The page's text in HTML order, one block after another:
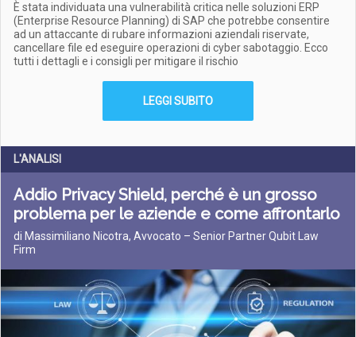
È stata individuata una vulnerabilità critica nelle soluzioni ERP
(Enterprise Resource Planning) di SAP che potrebbe consentire
ad un attaccante di rubare informazioni aziendali riservate,
cancellare file ed eseguire operazioni di cyber sabotaggio. Ecco
tutti i dettagli e i consigli per mitigare il rischio
LEGGI SUBITO
L'ANALISI
Addio Privacy Shield, perché è un grosso
problema per le aziende e come affrontarlo
di Massimiliano Nicotra, Avvocato – Senior Partner Qubit Law
Firm